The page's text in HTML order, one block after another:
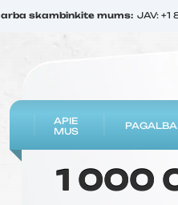
arba skambinkite mums: JAV: +1
APIE
MUS
PAGALBA
1 000